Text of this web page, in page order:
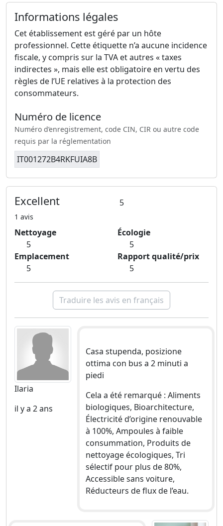
Informations légales
Cet établissement est géré par un hôte
professionnel. Cette étiquette n’a aucune incidence
fiscale, y compris sur la TVA et autres « taxes
indirectes », mais elle est obligatoire en vertu des
règles de l’UE relatives à la protection des
consommateurs.
Numéro de licence
Numéro d’enregistrement, code CIN, CIR ou autre code
requis par la réglementation
IT001272B4RKFUIA8B
Excellent 5
1 avis
Nettoyage
5
Écologie
5
Emplacement
5
Rapport qualité/prix
5
Traduire les avis en français
Ilaria
il y a 2 ans
Casa stupenda, posizione
ottima con bus a 2 minuti a
piedi
Cela a été remarqué : Aliments
biologiques, Bioarchitecture,
Électricité d’origine renouvable
à 100%, Ampoules à faible
consummation, Produits de
nettoyage écologiques, Tri
sélectif pour plus de 80%,
Accessible sans voiture,
Réducteurs de flux de l’eau.